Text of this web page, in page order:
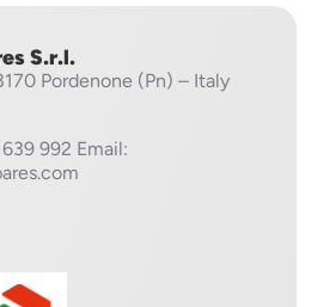
S.r.l.
Pordenone (Pn) – Italy
992 Email: